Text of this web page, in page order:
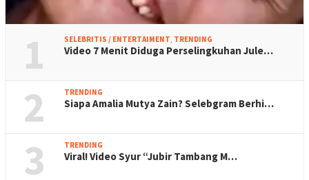
1 SELEBRITIS / ENTERTAIMENT TRENDING
Video 7 Menit Diduga Perselingkuhan Jule…
2 TRENDING
Siapa Amalia Mutya Zain? Selebgram Berhi…
3 TRENDING
Viral! Video Syur “Jubir Tambang M…